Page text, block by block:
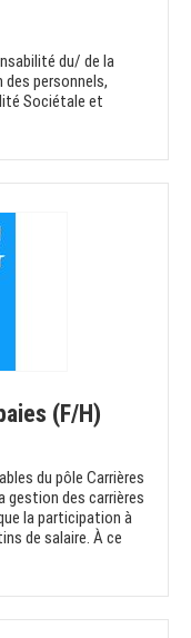
du/ de la
personnels,
Sociétale et
(F/H)
du pôle Carrières
gestion des carrières
la participation à
de salaire. À ce